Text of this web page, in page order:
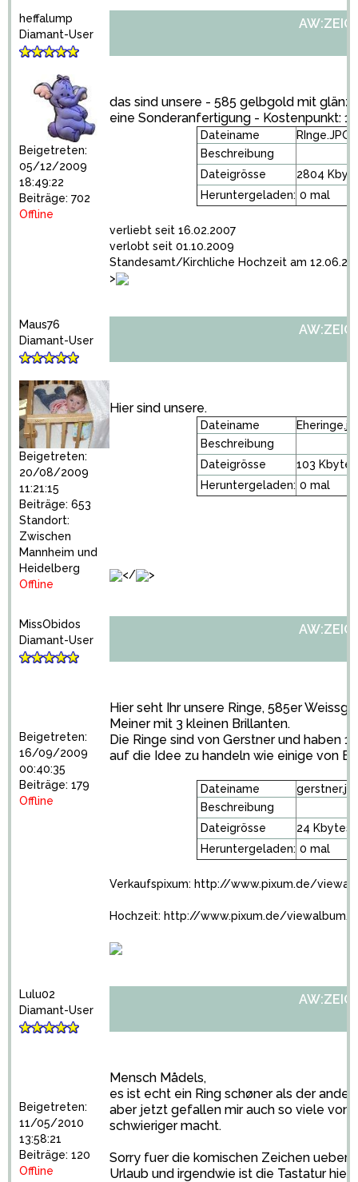
heffalump
Diamant-User
Beigetreten:
05/12/2009
18:49:22
Beiträge: 702
Offline
das sind unsere - 585 gelbgold mit
eine Sonderanfertigung - Kostenpunkt:
Dateiname
RInge.JPG
Beschreibung
Dateigrösse
2804
Heruntergeladen: 0 mal
verliebt seit 16.02.2007
verlobt seit 01.10.2009
Standesamt/Kirchliche Hochzeit am
>
Maus76
Diamant-User
Beigetreten:
20/08/2009
11:21:15
Beiträge: 653
Standort:
Zwischen
Mannheim und
Heidelberg
Offline
Hier sind unsere.
Dateiname
Beschreibung
Dateigrösse
103 Kbytes
Heruntergeladen: 0 mal
</ >
MissObidos
Diamant-User
Beigetreten:
16/09/2009
00:40:35
Beiträge: 179
Offline
Hier seht Ihr unsere Ringe, 585er
Meiner mit 3 kleinen Brillanten.
Die Ringe sind von Gerstner und haben
auf die Idee zu handeln wie einige von
Dateiname
Beschreibung
Dateigrösse
24 Kbytes
Heruntergeladen: 0 mal
Verkaufspixum: http://www.pixum.de/
Hochzeit: http://www.pixum.de/viewalbum/
Lulu02
Diamant-User
Beigetreten:
11/05/2010
13:58:21
Beiträge: 120
Offline
Mensch Mådels,
es ist echt ein Ring schøner als der
aber jetzt gefallen mir auch so viele von
schwieriger macht.
Sorry fuer die komischen Zeichen ueber
Urlaub und irgendwie ist die Tastatur hier